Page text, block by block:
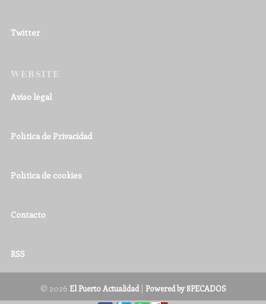
Twitter
WEBSITE
Aviso legal
Política de Privacidad
Política de cookies
Contacto
RSS
© 2026 El Puerto Actualidad| Powered by 8PECADOS